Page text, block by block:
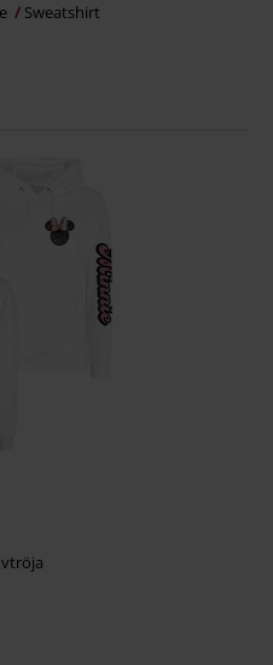
Sweatshirt